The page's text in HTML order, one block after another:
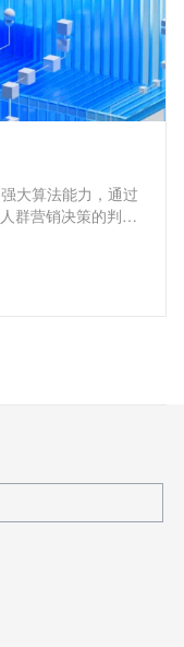
大算法能力，通过
群营销决策的判
可通过短信的方式